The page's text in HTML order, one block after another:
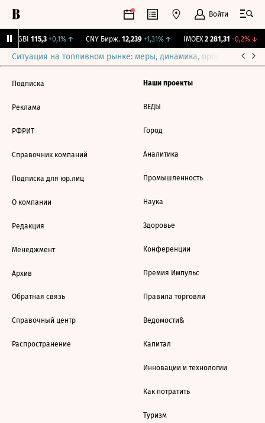
Войти
RGBI 115,3 +0,1%↑ CNY Бирж. 12,239 +1,31%↑ IMOEX 2 281,31 -0,2%↓
Ситуация на топливном рынке: меры, динамика, прогнозы
Подписка
Реклама
РФРИТ
Справочник компаний
Подписка для юр.лиц
О компании
Редакция
Менеджмент
Архив
Обратная связь
Справочный центр
Распространение
Наши проекты
ВЕДЫ
Город
Аналитика
Промышленность
Наука
Здоровье
Конференции
Премия Импульс
Правила торговли
Ведомости&
Капитал
Инновации и технологии
Как потратить
Туризм